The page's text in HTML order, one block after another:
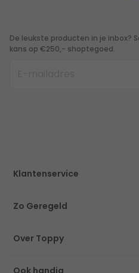
De leukste producten in je inbox?
kans op €250,- shoptegoed.
Klantenservice
Zo Geregeld
Over Toppy